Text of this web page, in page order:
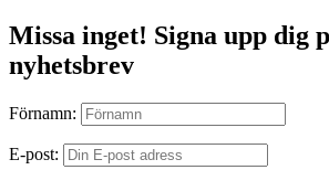
Missa inget! Signa upp dig
nyhetsbrev
Förnamn:
E-post: